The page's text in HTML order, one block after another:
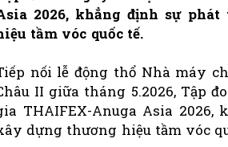
2026, khẳng định sự
tầm vóc quốc tế.
nối lễ động thổ Nhà máy
II giữa tháng 5.2026, Tập
THAIFEX-Anuga Asia
dựng thương hiệu tầm vóc